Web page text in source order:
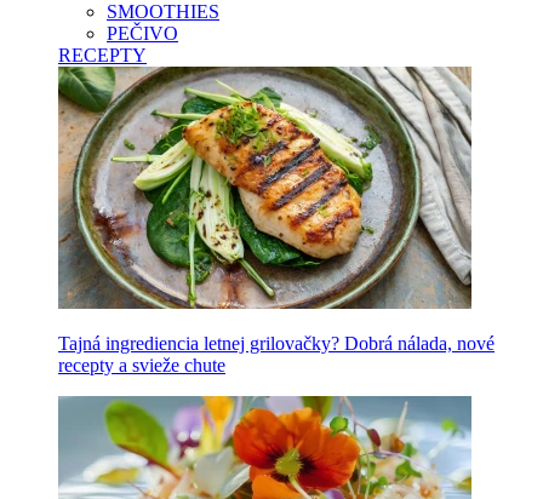
SMOOTHIES
PEČIVO
RECEPTY
Tajná ingrediencia letnej grilovačky? Dobrá nálada, nové
recepty a svieže chute